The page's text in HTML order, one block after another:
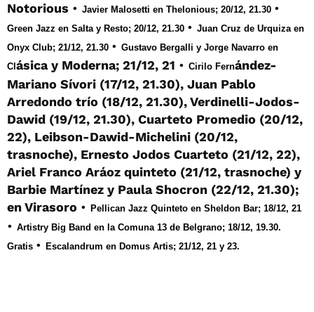
Notorious • Javier Malosetti en Thelonious; 20/12, 21.30 •
Green Jazz en Salta y Resto; 20/12, 21.30 • Juan Cruz de Urquiza en
Onyx Club; 21/12, 21.30 • Gustavo Bergalli y Jorge Navarro en
Cl ásica y Moderna; 21/12, 21 • Cirilo Fernández-
Mariano Sívori (17/12, 21.30), Juan Pablo
Arredondo trío (18/12, 21.30), Verdinelli-Jodos-
Dawid (19/12, 21.30), Cuarteto Promedio (20/12,
22), Leibson-Dawid-Michelini (20/12,
trasnoche), Ernesto Jodos Cuarteto (21/12, 22),
Ariel Franco Aráoz quinteto (21/12, trasnoche) y
Barbie Martínez y Paula Shocron (22/12, 21.30);
en Virasoro • Pellican Jazz Quinteto en Sheldon Bar; 18/12, 21
• Artistry Big Band en la Comuna 13 de Belgrano; 18/12, 19.30.
Gratis • Escalandrum en Domus Artis; 21/12, 21 y 23.